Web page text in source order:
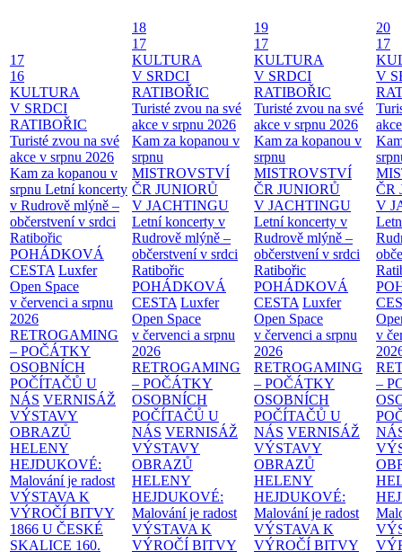
17
16
KULTURA
V SRDCI
RATIBOŘIC
Turisté zvou na své
akce v srpnu 2026
Kam za kopanou v
srpnu Letní koncerty
v Rudrově mlýně –
občerstvení v srdci
Ratibořic
POHÁDKOVÁ
CESTA Luxfer
Open Space
v červenci a srpnu
2026
RETROGAMING
– POČÁTKY
OSOBNÍCH
POČÍTAČŮ U
NÁS VERNISÁŽ
VÝSTAVY
OBRAZŮ
HELENY
HEJDUKOVÉ:
Malování je radost
VÝSTAVA K
VÝROČÍ BITVY
1866 U ČESKÉ
SKALICE 160.
18
17
KULTURA
V SRDCI
RATIBOŘIC
Turisté zvou na své
akce v srpnu 2026
Kam za kopanou v
srpnu
MISTROVSTVÍ
ČR JUNIORŮ
V JACHTINGU
Letní koncerty v
Rudrově mlýně –
občerstvení v srdci
Ratibořic
POHÁDKOVÁ
CESTA Luxfer
Open Space
v červenci a srpnu
2026
RETROGAMING
– POČÁTKY
OSOBNÍCH
POČÍTAČŮ U
NÁS VERNISÁŽ
VÝSTAVY
OBRAZŮ
HELENY
HEJDUKOVÉ:
Malování je radost
VÝSTAVA K
VÝROČÍ BITVY
19
17
KULTURA
V SRDCI
RATIBOŘIC
Turisté zvou na své
akce v srpnu 2026
Kam za kopanou v
srpnu
MISTROVSTVÍ
ČR JUNIORŮ
V JACHTINGU
Letní koncerty v
Rudrově mlýně –
občerstvení v srdci
Ratibořic
POHÁDKOVÁ
CESTA Luxfer
Open Space
v červenci a srpnu
2026
RETROGAMING
– POČÁTKY
OSOBNÍCH
POČÍTAČŮ U
NÁS VERNISÁŽ
VÝSTAVY
OBRAZŮ
HELENY
HEJDUKOVÉ:
Malování je radost
VÝSTAVA K
VÝROČÍ BITVY
20
17
V
ČR
V
v
–